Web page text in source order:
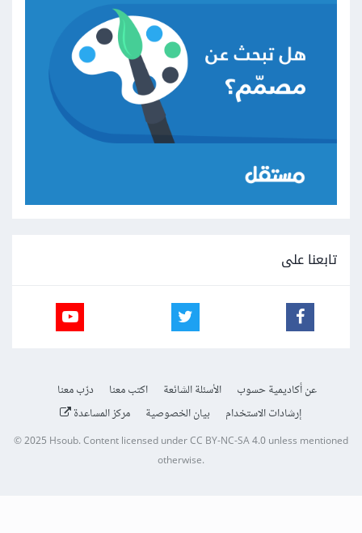
تابعنا على
عن أكاديمية حسوب الأسئلة الشائعة اكتب معنا
درّب معنا
إرشادات الاستخدام
بيان الخصوصية مركز المساعدة
© 2025 Hsoub.Content licensed underCC BY-NC-SA 4.0unless mentioned
otherwise.